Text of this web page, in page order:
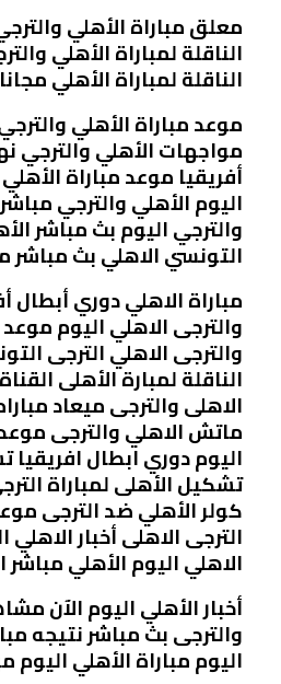
معلق مباراة الأهلي
الناقلة لمباراة الأهلي
الناقلة لمباراة الأهلي مجانا
موعد مباراة الأهلي
مواجهات الأهلي والترجي
أفريقيا موعد مباراة
اليوم الأهلي والترجي
والترجي اليوم بث مباشر
التونسي الاهلي بث مباشر
مباراة الاهلي دوري أبطال
والترجى الاهلي اليوم موعد
والترجى الاهلي الترجى
الناقلة لمبارة الأهلى
الاهلى والترجى ميعاد
ماتش الاهلي والترجى موعد
اليوم دوري ابطال افريقيا
تشكيل الأهلى لمباراة
كولر الأهلي ضد الترجى
الترجى الاهلى أخبار الاهلي
الاهلي اليوم الأهلي مباشر
أخبار الأهلي اليوم الآن
والترجى بث مباشر نتيجه
اليوم مباراة الأهلي اليوم